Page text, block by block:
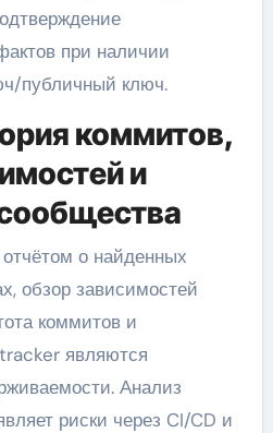
при наличии
публичный ключ.
коммитов,
и
о найденных
обзор зависимостей
коммитов и
являются
Анализ
риски через CI/CD и